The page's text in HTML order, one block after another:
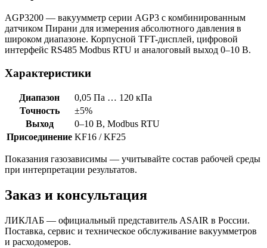
AGP3200 — вакуумметр серии AGP3 с комбинированным
датчиком Пирани для измерения абсолютного давления в
широком диапазоне. Корпусной TFT-дисплей, цифровой
интерфейс RS485 Modbus RTU и аналоговый выход 0–10 В.
Характеристики
Диапазон
0,05 Па … 120 кПа
Точность
±5%
Выход
0–10 В, Modbus RTU
Присоединение KF16 / KF25
Показания газозависимы — учитывайте состав рабочей среды
при интерпретации результатов.
Заказ и консультация
ЛИКЛАБ — официальный представитель ASAIR в России.
Поставка, сервис и техническое обслуживание вакуумметров
и расходомеров.